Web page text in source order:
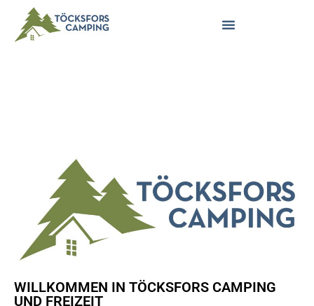
WILLKOMMEN IN TÖCKSFORS CAMPING
UND FREIZEIT